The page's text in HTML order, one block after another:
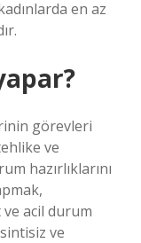
en az
görevleri
ve
hazırlıklarını
acil durum
ve